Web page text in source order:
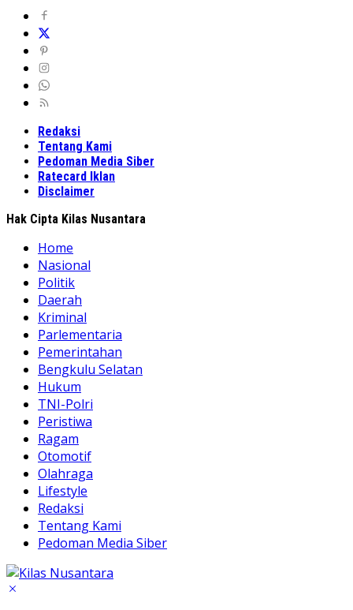
Redaksi
Tentang Kami
Pedoman Media Siber
Ratecard Iklan
Disclaimer
Hak Cipta Kilas Nusantara
Home
Nasional
Politik
Daerah
Kriminal
Parlementaria
Pemerintahan
Bengkulu Selatan
Hukum
TNI-Polri
Peristiwa
Ragam
Otomotif
Olahraga
Lifestyle
Redaksi
Tentang Kami
Pedoman Media Siber